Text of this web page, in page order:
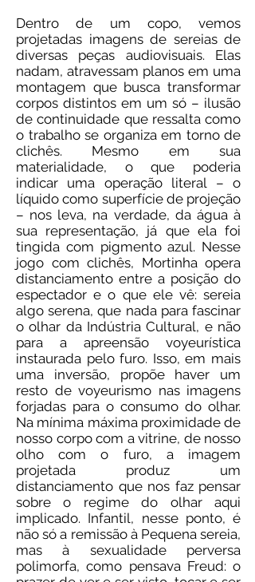
Dentro de um copo, vemos
projetadas imagens de sereias de
diversas peças audiovisuais. Elas
nadam, atravessam planos em uma
montagem que busca transformar
corpos distintos em um só – ilusão
de continuidade que ressalta como
o trabalho se organiza em torno de
clichês. Mesmo em sua
materialidade, o que poderia
indicar uma operação literal – o
líquido como superfície de projeção
– nos leva, na verdade, da água à
sua representação, já que ela foi
tingida com pigmento azul. Nesse
jogo com clichês, Mortinha opera
distanciamento entre a posição do
espectador e o que ele vê: sereia
algo serena, que nada para fascinar
o olhar da Indústria Cultural, e não
para a apreensão voyeurística
instaurada pelo furo. Isso, em mais
uma inversão, propõe haver um
resto de voyeurismo nas imagens
forjadas para o consumo do olhar.
Na mínima máxima proximidade de
nosso corpo com a vitrine, de nosso
olho com o furo, a imagem
projetada produz um
distanciamento que nos faz pensar
sobre o regime do olhar aqui
implicado. Infantil, nesse ponto, é
não só a remissão à Pequena sereia,
mas à sexualidade perversa
polimorfa, como pensava Freud: o